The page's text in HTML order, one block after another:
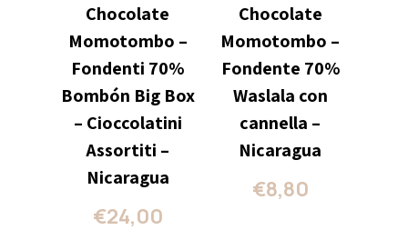
Chocolate
Momotombo –
Fondenti 70%
Bombón Big Box
– Cioccolatini
Assortiti –
Nicaragua
€24,00
Chocolate
Momotombo –
Fondente 70%
Waslala con
cannella –
Nicaragua
€8,80